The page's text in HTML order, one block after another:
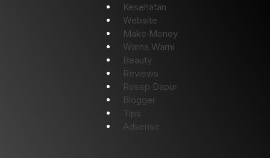
Kesehatan
Website
Make Money
Warna Warni
Beauty
Reviews
Resep Dapur
Blogger
Tips
Adsense